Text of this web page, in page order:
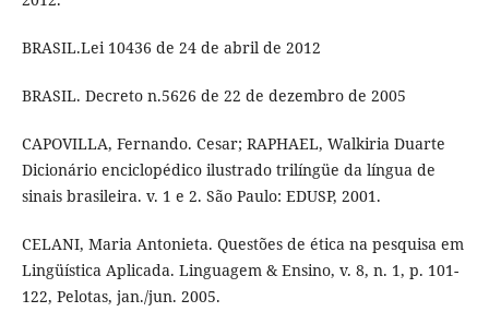
BRASIL.Lei 10436 de 24 de abril de 2012
BRASIL. Decreto n.5626 de 22 de dezembro de 2005
CAPOVILLA, Fernando. Cesar; RAPHAEL, Walkiria Duarte
Dicionário enciclopédico ilustrado trilíngüe da língua de
sinais brasileira. v. 1 e 2. São Paulo: EDUSP, 2001.
CELANI, Maria Antonieta. Questões de ética na pesquisa em
Lingüística Aplicada. Linguagem & Ensino, v. 8, n. 1, p. 101-
122, Pelotas, jan./jun. 2005.